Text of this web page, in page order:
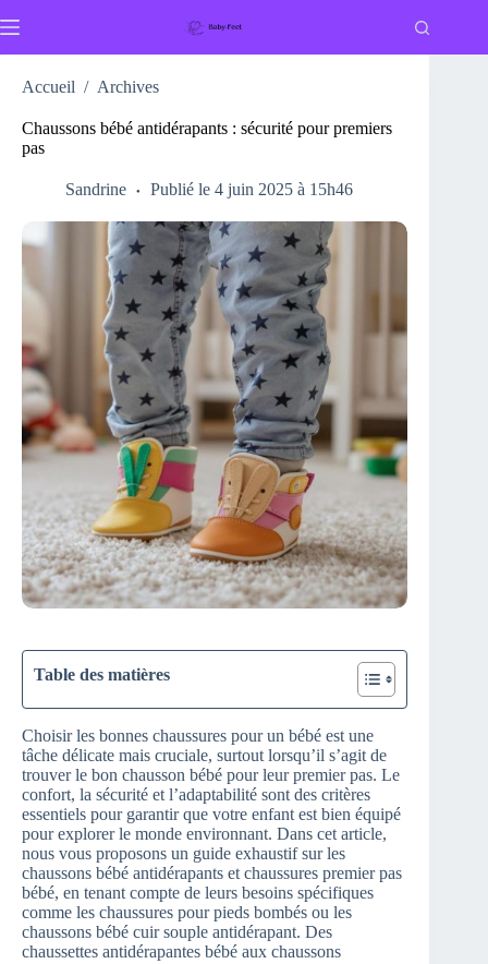
au
Accueil / Archives
Chaussons bébé antidérapants : sécurité pour premiers
pas
Sandrine Publié le 4 juin 2025 à 15h46
Table des matières
Choisir les bonnes chaussures pour un bébé est une
tâche délicate mais cruciale, surtout lorsqu’il s’agit de
trouver le bon chausson bébé pour leur premier pas. Le
confort, la sécurité et l’adaptabilité sont des critères
essentiels pour garantir que votre enfant est bien équipé
pour explorer le monde environnant. Dans cet article,
nous vous proposons un guide exhaustif sur les
chaussons bébé antidérapants et chaussures premier pas
bébé, en tenant compte de leurs besoins spécifiques
comme les chaussures pour pieds bombés ou les
chaussons bébé cuir souple antidérapant. Des
chaussettes antidérapantes bébé aux chaussons